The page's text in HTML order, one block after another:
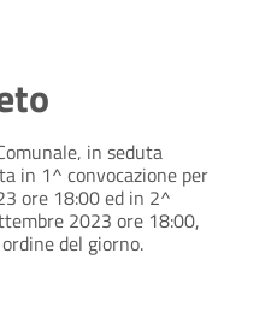
in seduta
in 1^ convocazione per
ore 18:00 ed in 2^
2023 ore 18:00,
del giorno.